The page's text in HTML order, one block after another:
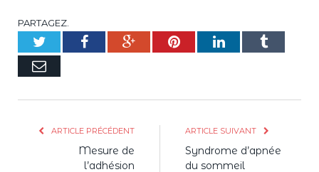
PARTAGEZ.
TwitterFacebookGoogle+PinterestLinkedInTumblr
E-
ARTICLE PRÉCÉDENT
Mesure de
l’adhésion
ARTICLE SUIVANT
Syndrome d’apnée
du sommeil